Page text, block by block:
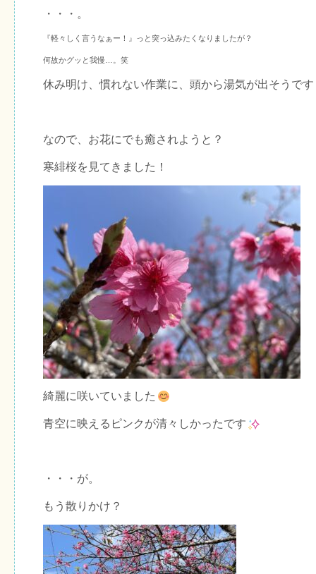
・・・。
『軽々しく言うなぁー！』っと突っ込みたくなりましたが？
何故かグッと我慢…。笑
休み明け、慣れない作業に、頭から湯気が出そうで
なので、お花にでも癒されようと？
寒緋桜を見てきました！
綺麗に咲いていました
青空に映えるピンクが清々しかったです
・・・が。
もう散りかけ？